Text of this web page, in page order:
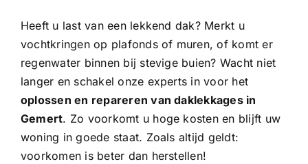
Heeft u last van een lekkend dak? Merkt u
vochtkringen op plafonds of muren, of komt er
regenwater binnen bij stevige buien? Wacht niet
langer en schakel onze experts in voor het
oplossen en repareren van daklekkages in
Gemert. Zo voorkomt u hoge kosten en blijft uw
woning in goede staat. Zoals altijd geldt:
voorkomen is beter dan herstellen!